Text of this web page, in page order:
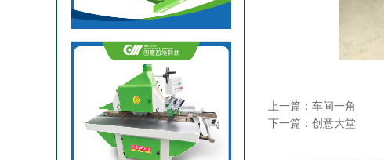
修边锯机单片纵切锯
上一篇： 车间一角
下一篇： 创意大堂